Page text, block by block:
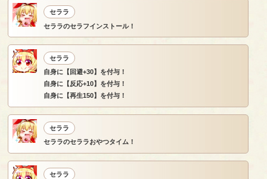
セララ
セララのセラフインストール！
セララ
自身に【回避+30】を付与！
自身に【反応+10】を付与！
自身に【再生150】を付与！
セララ
セララのセララおやつタイム！
セララ